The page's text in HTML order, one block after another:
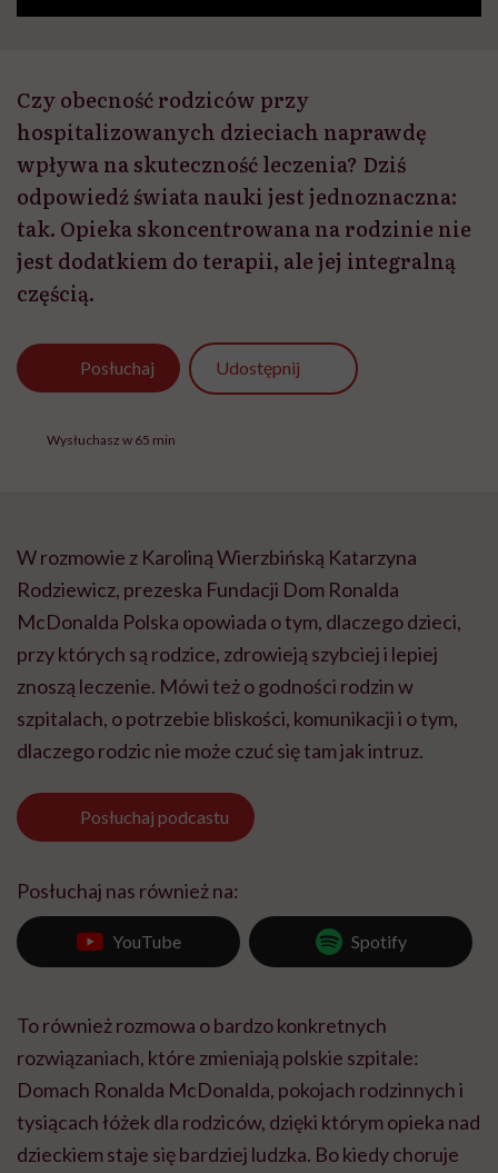
Czy obecność rodziców przy
hospitalizowanych dzieciach naprawdę
wpływa na skuteczność leczenia? Dziś
odpowiedź świata nauki jest jednoznaczna:
tak. Opieka skoncentrowana na rodzinie nie
jest dodatkiem do terapii, ale jej integralną
częścią.
Posłuchaj Udostępnij
Wysłuchasz w 65 min
W rozmowie z Karoliną Wierzbińską Katarzyna
Rodziewicz, prezeska Fundacji Dom Ronalda
McDonalda Polska opowiada o tym, dlaczego dzieci,
przy których są rodzice, zdrowieją szybciej i lepiej
znoszą leczenie. Mówi też o godności rodzin w
szpitalach, o potrzebie bliskości, komunikacji i o tym,
dlaczego rodzic nie może czuć się tam jak intruz.
Posłuchaj podcastu
Posłuchaj nas również na:
YouTube Spotify
To również rozmowa o bardzo konkretnych
rozwiązaniach, które zmieniają polskie szpitale:
Domach Ronalda McDonalda, pokojach rodzinnych i
tysiącach łóżek dla rodziców, dzięki którym opieka nad
dzieckiem staje się bardziej ludzka. Bo kiedy choruje